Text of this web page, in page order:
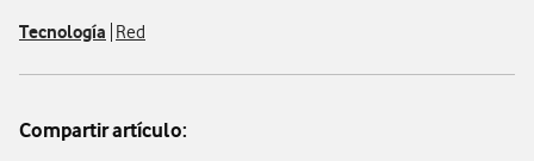
Tecnología Red
Compartir artículo: